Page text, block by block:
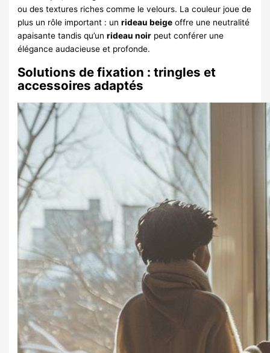
ou des textures riches comme le velours. La couleur joue de
plus un rôle important : unrideau beige offre une neutralité
apaisante tandis qu’unrideau noir peut conférer une
élégance audacieuse et profonde.
Solutions de fixation : tringles et
accessoires adaptés